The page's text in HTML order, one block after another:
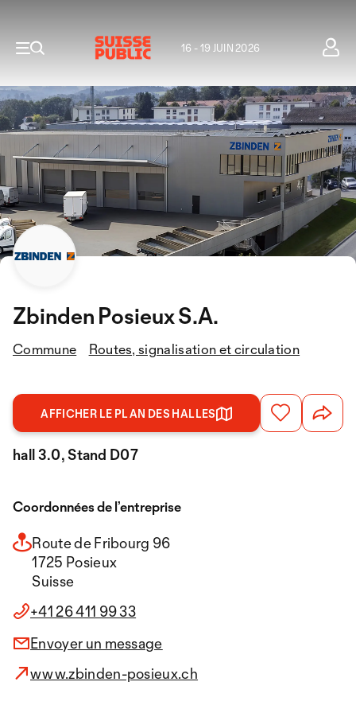
16 - 19 JUIN 2026
Zbinden Posieux S.A.
Commune Routes, signalisation et circulation
AFFICHER LE PLAN DES HALLES
hall 3.0, Stand D07
Coordonnées de l’entreprise
Route de Fribourg 96
1725 Posieux
Suisse
+41 26 411 99 33
Envoyer un message
www.zbinden-posieux.ch